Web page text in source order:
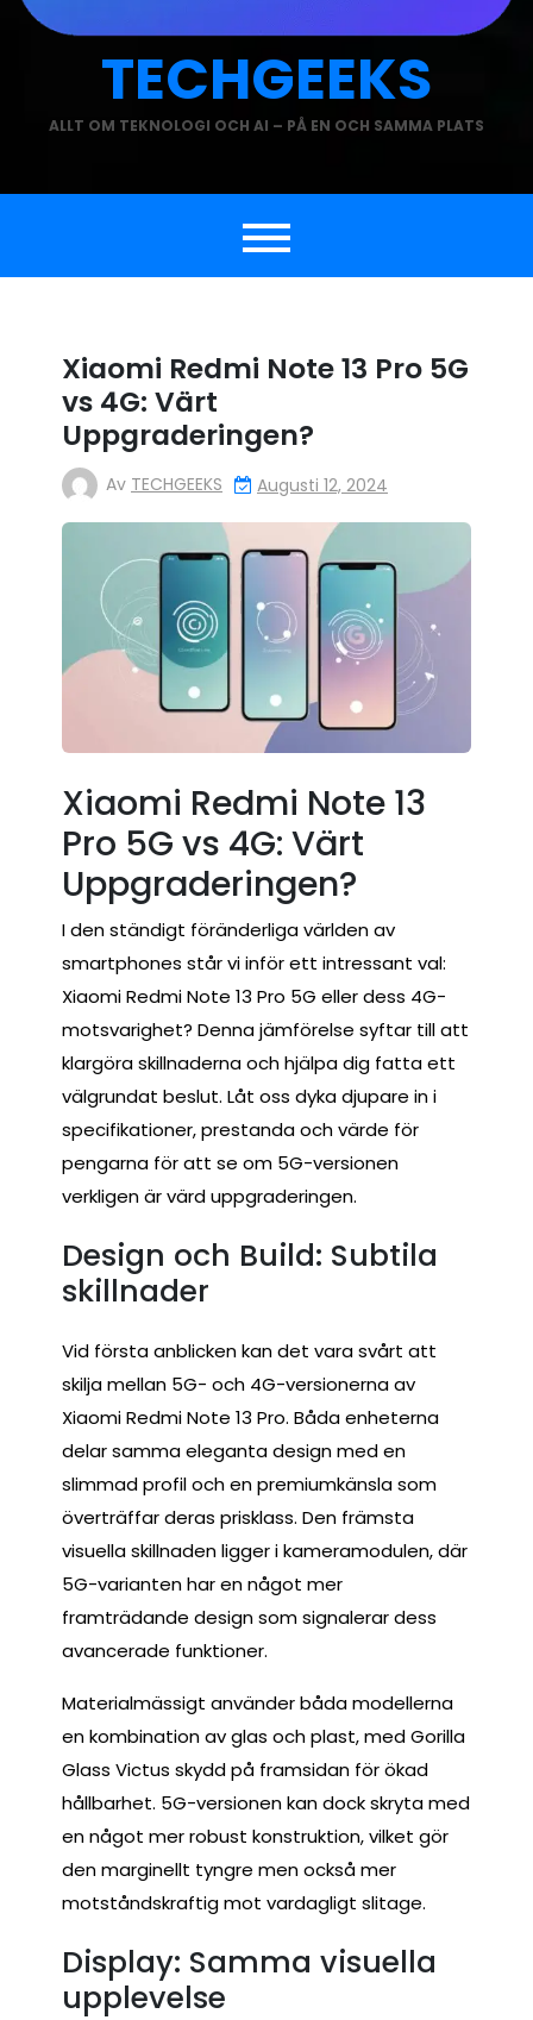
TECHGEEKS
ALLT OM TEKNOLOGI OCH AI – PÅ EN OCH SAMMA PLATS
Xiaomi Redmi Note 13 Pro 5G
vs 4G: Värt
Uppgraderingen?
Av TECHGEEKS Augusti 12, 2024
Xiaomi Redmi Note 13
Pro 5G vs 4G: Värt
Uppgraderingen?
I den ständigt föränderliga världen av
smartphones står vi inför ett intressant val:
Xiaomi Redmi Note 13 Pro 5G eller dess 4G-
motsvarighet? Denna jämförelse syftar till att
klargöra skillnaderna och hjälpa dig fatta ett
välgrundat beslut. Låt oss dyka djupare in i
specifikationer, prestanda och värde för
pengarna för att se om 5G-versionen
verkligen är värd uppgraderingen.
Design och Build: Subtila
skillnader
Vid första anblicken kan det vara svårt att
skilja mellan 5G- och 4G-versionerna av
Xiaomi Redmi Note 13 Pro. Båda enheterna
delar samma eleganta design med en
slimmad profil och en premiumkänsla som
överträffar deras prisklass. Den främsta
visuella skillnaden ligger i kameramodulen, där
5G-varianten har en något mer
framträdande design som signalerar dess
avancerade funktioner.
Materialmässigt använder båda modellerna
en kombination av glas och plast, med Gorilla
Glass Victus skydd på framsidan för ökad
hållbarhet. 5G-versionen kan dock skryta med
en något mer robust konstruktion, vilket gör
den marginellt tyngre men också mer
motståndskraftig mot vardagligt slitage.
Display: Samma visuella
upplevelse